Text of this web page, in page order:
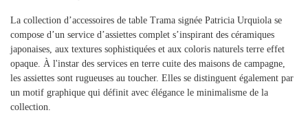
La collection d’accessoires de table Trama signée Patricia Urquiola se
compose d’un service d’assiettes complet s’inspirant des céramiques
japonaises, aux textures sophistiquées et aux coloris naturels terre effet
opaque. À l'instar des services en terre cuite des maisons de campagne,
les assiettes sont rugueuses au toucher. Elles se distinguent également par
un motif graphique qui définit avec élégance le minimalisme de la
collection.